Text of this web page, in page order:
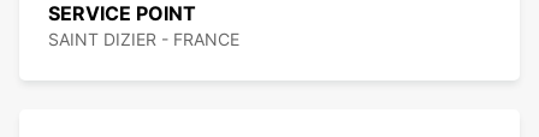
SERVICE POINT
SAINT DIZIER - FRANCE